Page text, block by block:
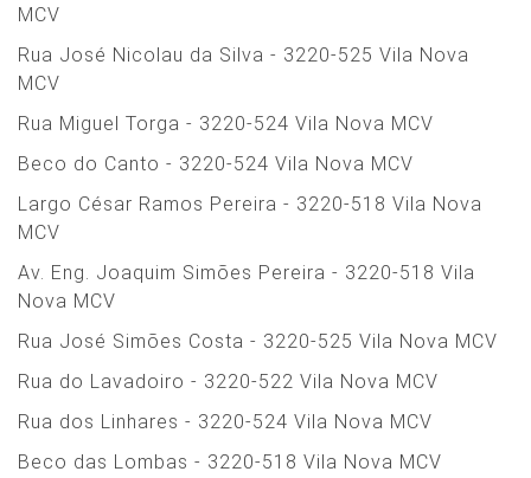
MCV
Rua José Nicolau da Silva - 3220-525 Vila Nova
MCV
Rua Miguel Torga - 3220-524 Vila Nova MCV
Beco do Canto - 3220-524 Vila Nova MCV
Largo César Ramos Pereira - 3220-518 Vila Nova
MCV
Av. Eng. Joaquim Simões Pereira - 3220-518 Vila
Nova MCV
Rua José Simões Costa - 3220-525 Vila Nova MCV
Rua do Lavadoiro - 3220-522 Vila Nova MCV
Rua dos Linhares - 3220-524 Vila Nova MCV
Beco das Lombas - 3220-518 Vila Nova MCV